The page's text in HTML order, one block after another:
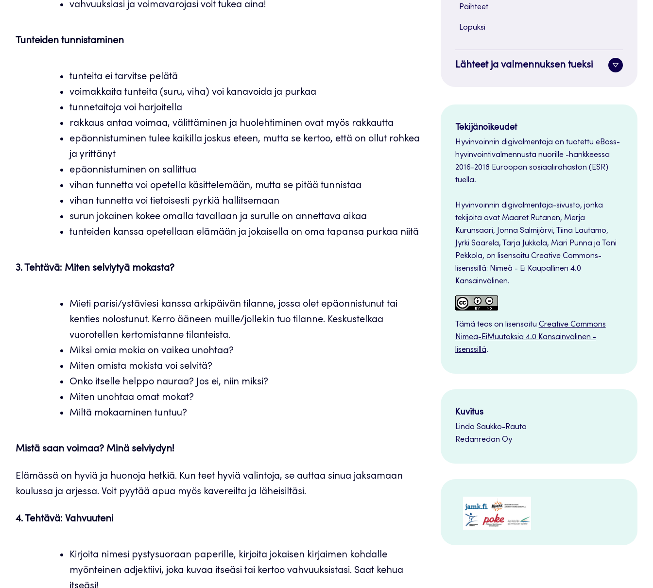
vahvuuksiasi ja voimavarojasi voit tukea aina!
Tunteiden tunnistaminen
tunteita ei tarvitse pelätä
voimakkaita tunteita (suru, viha) voi kanavoida ja purkaa
tunnetaitoja voi harjoitella
rakkaus antaa voimaa, välittäminen ja huolehtiminen ovat myös rakkautta
epäonnistuminen tulee kaikilla joskus eteen, mutta se kertoo, että on ollut rohkea
ja yrittänyt
epäonnistuminen on sallittua
vihan tunnetta voi opetella käsittelemään, mutta se pitää tunnistaa
vihan tunnetta voi tietoisesti pyrkiä hallitsemaan
surun jokainen kokee omalla tavallaan ja surulle on annettava aikaa
tunteiden kanssa opetellaan elämään ja jokaisella on oma tapansa purkaa niitä
3. Tehtävä: Miten selviytyä mokasta?
Mieti parisi/ystäviesi kanssa arkipäivän tilanne, jossa olet epäonnistunut tai
kenties nolostunut. Kerro ääneen muille/jollekin tuo tilanne. Keskustelkaa
vuorotellen kertomistanne tilanteista.
Miksi omia mokia on vaikea unohtaa?
Miten omista mokista voi selvitä?
Onko itselle helppo nauraa? Jos ei, niin miksi?
Miten unohtaa omat mokat?
Miltä mokaaminen tuntuu?
Mistä saan voimaa? Minä selviydyn!
Elämässä on hyviä ja huonoja hetkiä. Kun teet hyviä valintoja, se auttaa sinua jaksamaan
koulussa ja arjessa. Voit pyytää apua myös kavereilta ja läheisiltäsi.
4. Tehtävä: Vahvuuteni
Kirjoita nimesi pystysuoraan paperille, kirjoita jokaisen kirjaimen kohdalle
myönteinen adjektiivi, joka kuvaa itseäsi tai kertoo vahvuuksistasi. Saat kehua
Päihteet
Lopuksi
Lähteet ja valmennuksen tueksi
Tekijänoikeudet
Hyvinvoinnin digivalmentaja on tuotettu eBoss-
hyvinvointivalmennusta nuorille -hankkeessa
2016-2018 Euroopan sosiaalirahaston (ESR)
tuella.
Hyvinvoinnin digivalmentaja-sivusto, jonka
tekijöitä ovat Maaret Rutanen, Merja
Kurunsaari, Jonna Salmijärvi, Tiina Lautamo,
Jyrki Saarela, Tarja Jukkala, Mari Punna ja Toni
Pekkola, on lisensoitu Creative Commons-
lisenssillä: Nimeä - Ei Kaupallinen 4.0
Kansainvälinen.
Tämä teos on lisensoitu Creative Commons
Nimeä-EiMuutoksia 4.0 Kansainvälinen -
lisenssillä.
Kuvitus
Linda Saukko-Rauta
Redanredan Oy